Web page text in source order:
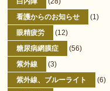
看護からのお知らせ
(1)
眼精疲労
(12)
糖尿病網膜症
(56)
紫外線
(3)
紫外線、ブルーライト
(6)